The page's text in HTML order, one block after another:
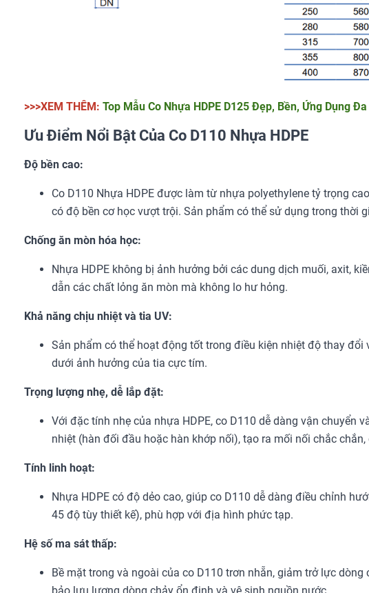
>>>XEM THÊM: Top Mẫu Co Nhựa HDPE D125 Đẹp, Bền, Ứng Dụng Đa
Ưu Điểm Nổi Bật Của Co D110 Nhựa HDPE
Độ bền cao:
Co D110 Nhựa HDPE được làm từ nhựa polyethylene tỷ trọng
có độ bền cơ học vượt trội. Sản phẩm có thể sử dụng trong thời
Chống ăn mòn hóa học:
Nhựa HDPE không bị ảnh hưởng bởi các dung dịch muối, axit,
dẫn các chất lỏng ăn mòn mà không lo hư hỏng.
Khả năng chịu nhiệt và tia UV:
Sản phẩm có thể hoạt động tốt trong điều kiện nhiệt độ thay
dưới ảnh hưởng của tia cực tím.
Trọng lượng nhẹ, dễ lắp đặt:
Với đặc tính nhẹ của nhựa HDPE, co D110 dễ dàng vận chuyển
nhiệt (hàn đối đầu hoặc hàn khớp nối), tạo ra mối nối chắc
Tính linh hoạt:
Nhựa HDPE có độ dẻo cao, giúp co D110 dễ dàng điều chỉnh
45 độ tùy thiết kế), phù hợp với địa hình phức tạp.
Hệ số ma sát thấp:
Bề mặt trong và ngoài của co D110 trơn nhẵn, giảm trở lực